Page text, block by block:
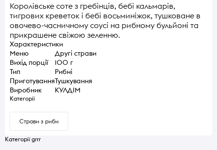
Королівське соте з гребінців, бебі кальмарів,
тигрових креветок і бебі восьминіжок, тушковане в
овочево-часничному соусі на рибному бульйоні та
прикрашене свіжою зеленню.
Характеристики
Меню
Другі страви
Вихід порції
100 г
Тип
Рибні
ПриготуванняТушкування
Виробник
КУЛДІМ
Категорії
Страви з риби
Категорії grrr